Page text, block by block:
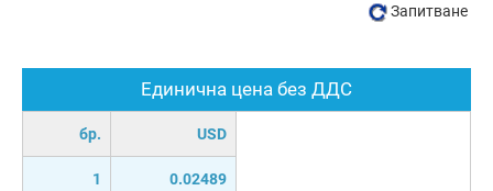
Единична цена без ДДС
бр. USD
1 0.02489
Запитване